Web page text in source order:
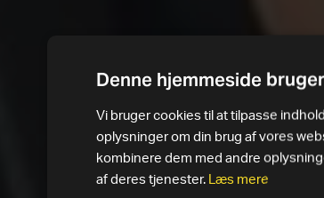
Denne hjemmeside
Vi bruger cookies til at tilpasse
oplysninger om din brug af vores
kombinere dem med andre
af deres tjenester.
Læs mere